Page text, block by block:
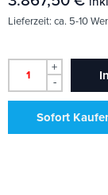
Lieferzeit: ca. 5-10
+
-
Sofort